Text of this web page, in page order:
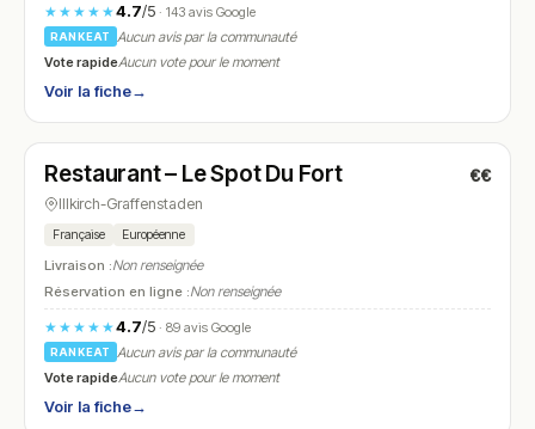
★★★★★4.7/5· 143 avis Google
RANKEAT
Aucun avis par la communauté
Vote rapideAucun vote pour le moment
Voir la fiche→
N° 17
Restaurant – Le Spot Du Fort €€
Illkirch-Graffenstaden
Française Européenne
Livraison :Non renseignée
Réservation en ligne :Non renseignée
★★★★★4.7/5· 89 avis Google
RANKEAT
Aucun avis par la communauté
Vote rapideAucun vote pour le moment
Voir la fiche→